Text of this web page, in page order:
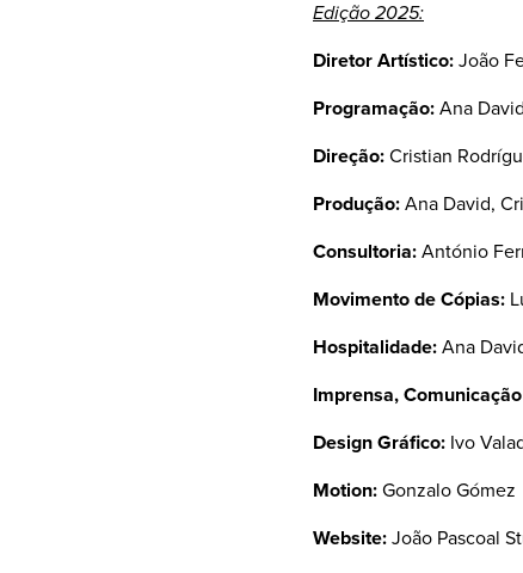
Edição 2025:
Diretor Artístico: João
Programação: Ana
Direção: Cristian
Produção: Ana David,
Consultoria: António
Movimento de Cópias:
Hospitalidade: Ana
Imprensa,
Design Gráfico: Ivo
Motion: Gonzalo Gómez
Website: João Pascoal